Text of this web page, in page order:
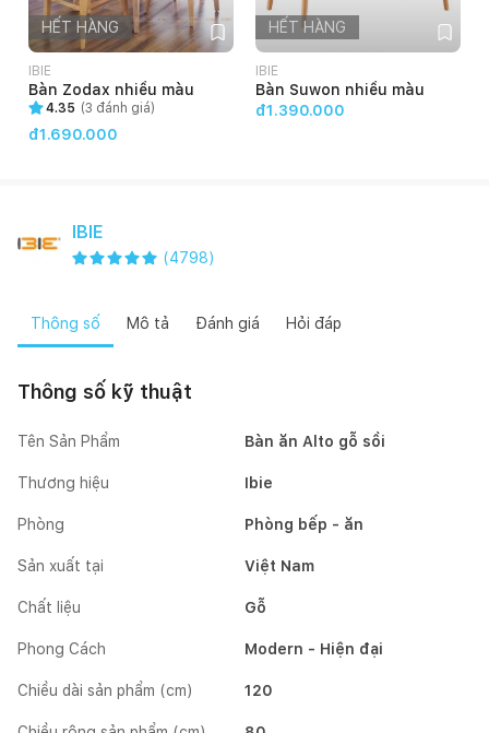
HẾT HÀNG
IBIE
Bàn Zodax nhiều màu
4.35 (3 đánh giá)
đ1.690.000
HẾT HÀNG
IBIE
Bàn Suwon nhiều màu
đ1.390.000
IBIE
(4798)
Thông số Mô tả Đánh giá Hỏi đáp
Thông số kỹ thuật
Tên Sản Phẩm Bàn ăn Alto gỗ sồi
Thương hiệu Ibie
Phòng Phòng bếp - ăn
Sản xuất tại Việt Nam
Chất liệu Gỗ
Phong Cách Modern - Hiện đại
Chiều dài sản phẩm (cm) 120